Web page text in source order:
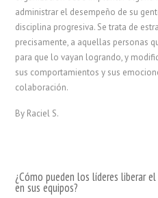
administrar el desempeño de su
disciplina progresiva. Se trata de
precisamente, a aquellas personas
para que lo vayan logrando, y
sus comportamientos y sus
colaboración.
By Raciel S.
¿Cómo pueden los líderes liberar
en sus equipos?